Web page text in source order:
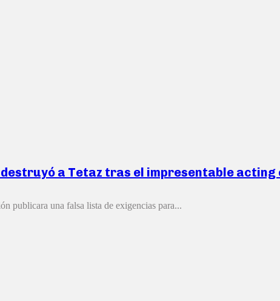
a Tetaz tras el impresentable acting
publicara una falsa lista de exigencias para...